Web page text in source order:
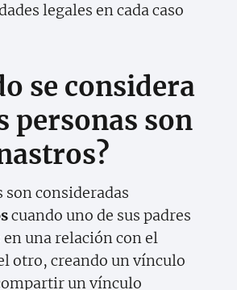
legales en cada caso
se considera
personas son
son consideradas
cuando uno de sus padres
en una relación con el
otro, creando un vínculo
un vínculo